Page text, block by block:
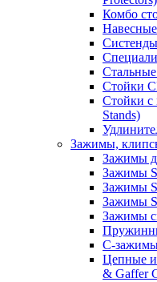
Комбо
Стойки
Стойки с
Stands)
Зажимы,
Зажимы
Зажимы
Зажимы
Зажимы
Зажимы
С-
Цепные и
& Gaffer